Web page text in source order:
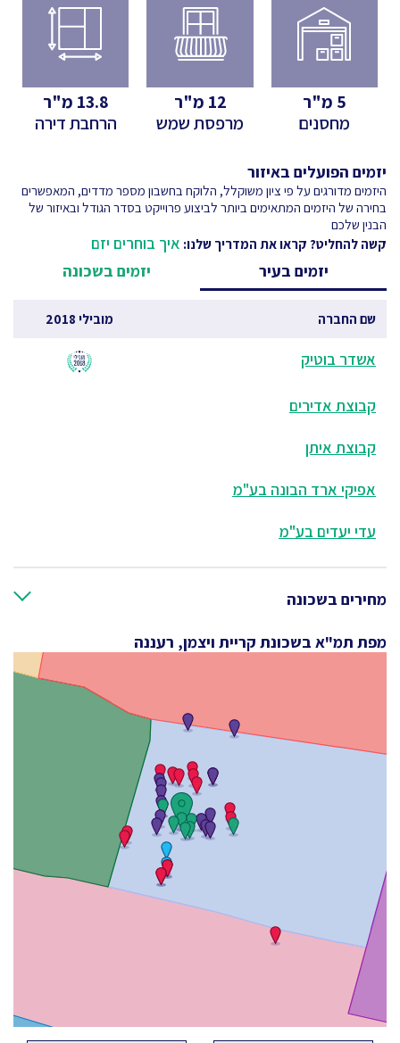
5 מ"ר
מחסנים
12 מ"ר
מרפסת שמש
13.8 מ"ר
הרחבת דירה
יזמים הפועלים באיזור
היזמים מדורגים על פי ציון משוקלל, הלוקח בחשבון מספר מדדים, המאפשרים
בחירה של היזמים המתאימים ביותר לביצוע פרוייקט בסדר הגודל ובאיזור של
הבנין שלכם
קשה להחליט? קראו את המדריך שלנו: איך בוחרים יזם
יזמים בעיר
יזמים בשכונה
שם החברה מובילי 2018
אשדר בוטיק
קבוצת אדירים
קבוצת איתן
אפיקי ארד הבונה בע"מ
עדי יעדים בע"מ
מחירים בשכונה
מפת תמ"א בשכונת קריית ויצמן, רעננה